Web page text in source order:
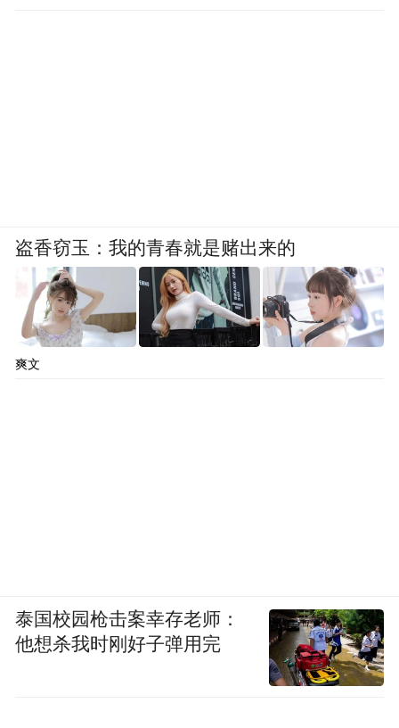
盗香窃玉：我的青春就是赌出来的
爽文
泰国校园枪击案幸存老师：
他想杀我时刚好子弹用完